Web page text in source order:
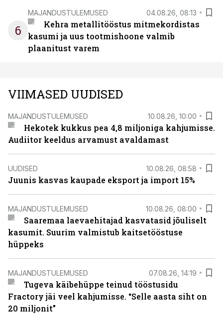
6
MAJANDUSTULEMUSED 04.08.26, 08:13
Kehra metallitööstus mitmekordistas
kasumi ja uus tootmishoone valmib
plaanitust varem
VIIMASED UUDISED
MAJANDUSTULEMUSED 10.08.26, 10:00
Hekotek kukkus pea 4,8 miljoniga kahjumisse.
Audiitor keeldus arvamust avaldamast
UUDISED 10.08.26, 08:58
Juunis kasvas kaupade eksport ja import 15%
MAJANDUSTULEMUSED 10.08.26, 08:00
Saaremaa laevaehitajad kasvatasid jõuliselt
kasumit. Suurim valmistub kaitsetööstuse
hüppeks
MAJANDUSTULEMUSED 07.08.26, 14:19
Tugeva käibehüppe teinud tööstusidu
Fractory jäi veel kahjumisse. “Selle aasta siht on
20 miljonit”